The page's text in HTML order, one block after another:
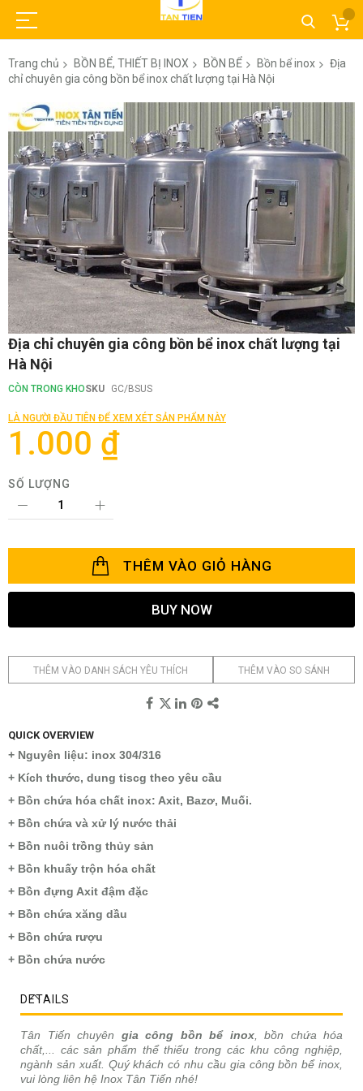
Trang chủ BỒN BỂ, THIẾT BỊ INOX BỒN BỂ Bồn bể inox
Địa
chỉ chuyên gia công bồn bể inox chất lượng tại Hà Nội
Chuyển
đến
phần
đầu
của
thư
viện
hình
ảnh
Chuyển
đến
phần
đầu
của
thư
viện
hình
Địa chỉ chuyên gia công bồn bể inox chất lượng tại
Hà Nội
CÒN TRONG KHOSKU GC/BSUS
LÀ NGƯỜI ĐẦU TIÊN ĐỂ XEM XÉT SẢN PHẨM NÀY
1.000 ₫
SỐ LƯỢNG
THÊM VÀO GIỎ HÀNG
BUY NOW
THÊM VÀO DANH SÁCH YÊU THÍCH THÊM VÀO SO SÁNH
QUICK OVERVIEW
+ Nguyên liệu: inox 304/316
+ Kích thước, dung tiscg theo yêu cầu
+ Bồn chứa hóa chất inox: Axit, Bazơ, Muối.
+ Bồn chứa và xử lý nước thải
+ Bồn nuôi trồng thủy sản
+ Bồn khuấy trộn hóa chất
+ Bồn đựng Axit đậm đặc
+ Bồn chứa xăng dầu
+ Bồn chứa rượu
+ Bồn chứa nước
DETAILS
Tân Tiến chuyên gia công bồn bể inox, bồn chứa hóa
chất,... các sản phẩm thể thiếu trong các khu công nghiệp,
ngành sản xuất. Quý khách có nhu cầu gia công bồn bể inox,
vui lòng liên hệ Inox Tân Tiến nhé!